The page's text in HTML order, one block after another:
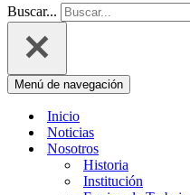
Buscar...
Menú de navegación
Inicio
Noticias
Nosotros
Historia
Institución